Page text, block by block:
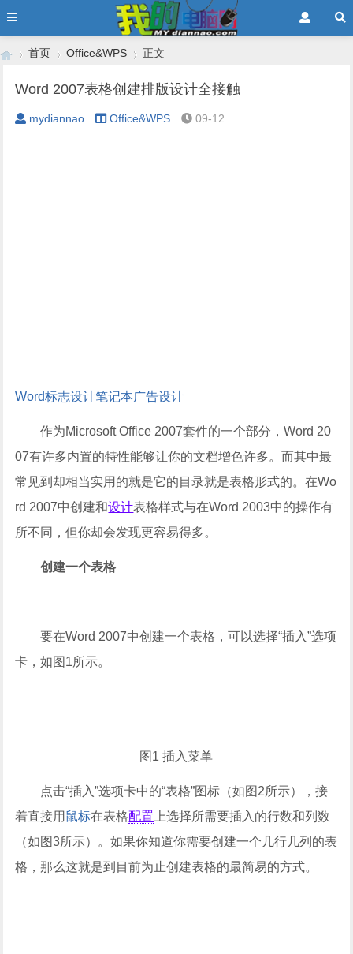
›
首页
›
Office&WPS
›
正文
Word 2007表格创建排版设计全接触
mydiannao Office&WPS 09-12
Word标志设计笔记本广告设计
作为Microsoft Office 2007套件的一个部分，Word 20
07有许多内置的特性能够让你的文档增色许多。而其中最
常见到却相当实用的就是它的目录就是表格形式的。在Wo
rd 2007中创建和设计表格样式与在Word 2003中的操作有
所不同，但你却会发现更容易得多。
创建一个表格
要在Word 2007中创建一个表格，可以选择“插入”选项
卡，如图1所示。
图1 插入菜单
点击“插入”选项卡中的“表格”图标（如图2所示），接
着直接用 鼠标在表格配置 上选择所需要插入的行数和列数
（如图3所示）。如果你知道你需要创建一个几行几列的表
格，那么这就是到目前为止创建表格的最简易的方式。